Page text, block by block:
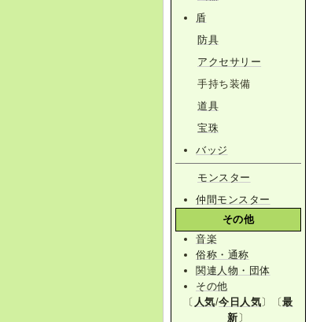
盾
防具
アクセサリー
手持ち装備
道具
宝珠
バッジ
モンスター
仲間モンスター
その他
音楽
俗称・通称
関連人物・団体
その他
〔 人気/今日人気〕〔最
新 〕